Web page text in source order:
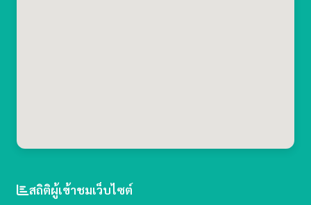
สถิติผู้เข้าชมเว็บไซต์